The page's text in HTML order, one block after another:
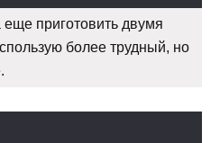
приготовить двумя
более трудный, но